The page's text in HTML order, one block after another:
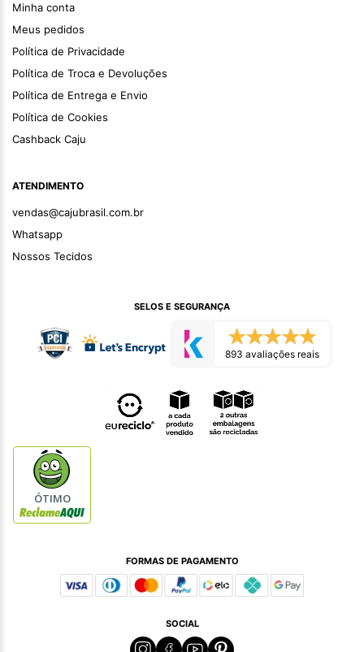
Minha conta
Meus pedidos
Política de Privacidade
Política de Troca e Devoluções
Política de Entrega e Envio
Política de Cookies
Cashback Caju
ATENDIMENTO
vendas@cajubrasil.com.br
Whatsapp
Nossos Tecidos
SELOS E SEGURANÇA
893 avaliações reais
ÓTIMO
FORMAS DE PAGAMENTO
SOCIAL